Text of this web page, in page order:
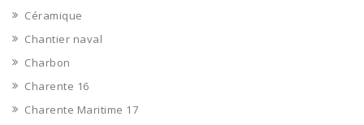
Céramique
Chantier naval
Charbon
Charente 16
Charente Maritime 17